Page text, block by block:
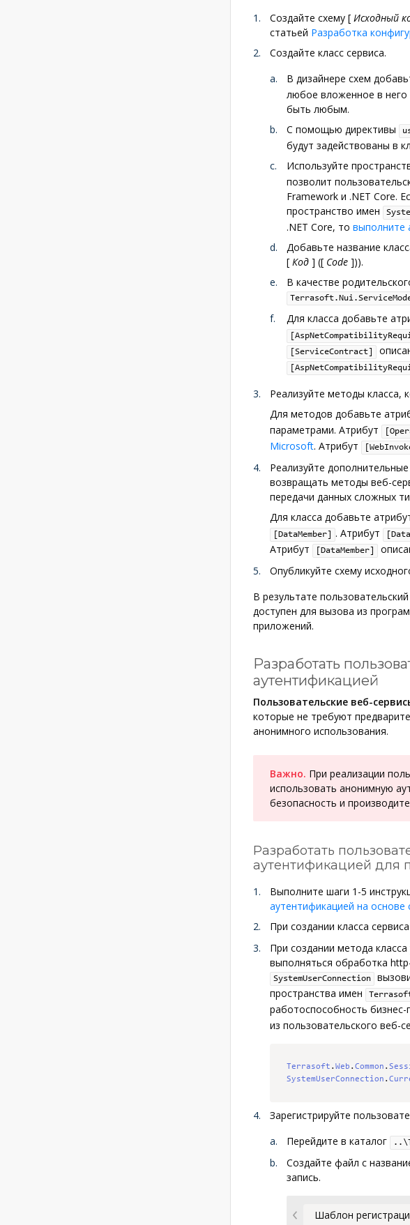
Создайте схему [ Исходный
статьей Разработка
Создайте класс сервиса.
В дизайнере схем
любое вложенное в него
быть любым.
C помощью директивы
будут задействованы в
Используйте
позволит
Framework и .NET Core.
пространство имен
.NET Core, то выполните
Добавьте название
[ Код ] ([ Code ])).
В качестве
Для класса добавьте
[ServiceContract]
Реализуйте методы класса,
Для методов добавьте
параметрами. Атрибут
Microsoft. Атрибут
Реализуйте
возвращать методы веб-
передачи данных сложных
Для класса добавьте
[DataMember] . Атрибут
Атрибут
[DataMember]
Опубликуйте схему
В результате
доступен для вызова из
приложений.
Разработать
аутентификацией
Пользовательские веб-
которые не требуют
анонимного использования.
Важно. При реализации
использовать анонимную
безопасность и
Разработать
аутентификацией для
Выполните шаги 1-5
аутентификацией на основе
При создании класса
При создании метода
выполняться обработка
SystemUserConnection
пространства имен
работоспособность
из пользовательского веб-
Terrasoft . Web . Common .
SystemUserConnection .
Зарегистрируйте
Перейдите в каталог
Создайте файл с
запись.
Шаблон